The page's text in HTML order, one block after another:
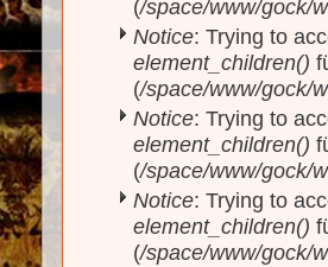
(/space/www/gock/
Notice: Trying to
element_children()
(/space/www/gock/
Notice: Trying to
element_children()
(/space/www/gock/
Notice: Trying to
element_children()
(/space/www/gock/